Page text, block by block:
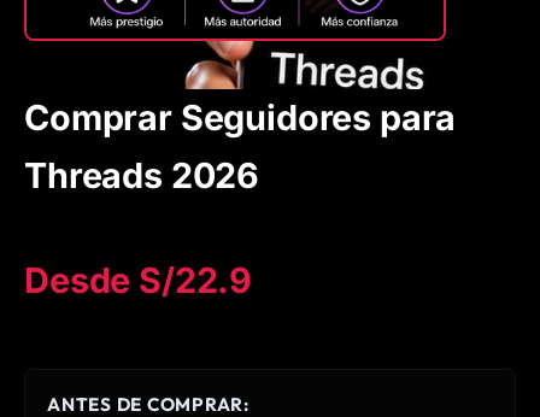
Comprar Seguidores para
Threads 2026
Desde S/22.9
ANTES DE COMPRAR: